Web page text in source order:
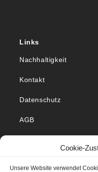
Cookie-
Unsere Website verwendet
Links
Nachhaltigkeit
Kontakt
Datenschutz
AGB
So finden Sie uns